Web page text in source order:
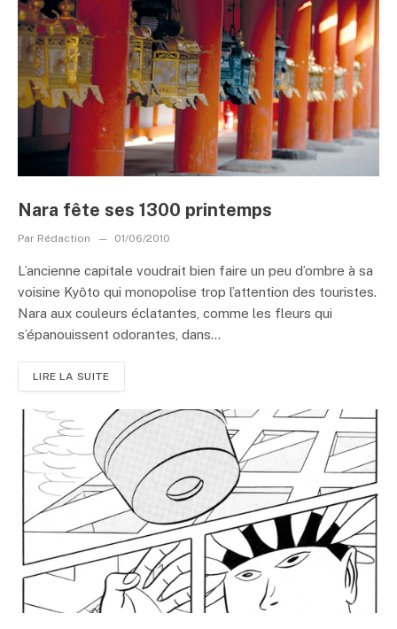
Nara fête ses 1300 printemps
Par Rédaction 01/06/2010
L’ancienne capitale voudrait bien faire un peu d’ombre à sa
voisine Kyôto qui monopolise trop l’attention des touristes.
Nara aux couleurs éclatantes, comme les fleurs qui
s’épanouissent odorantes, dans...
LIRE LA SUITE